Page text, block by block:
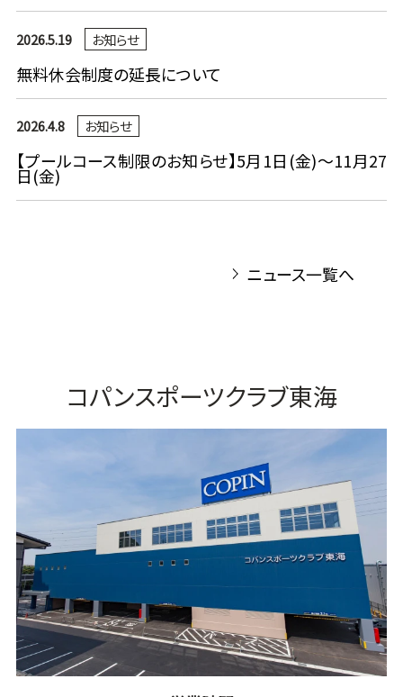
無料休会制度の延長について
2026.5.19 お知らせ
【プールコース制限のお知らせ】5月1日(金)～11月27
日(金)
2026.4.8 お知らせ
ニュース一覧へ
コパンスポーツクラブ東海